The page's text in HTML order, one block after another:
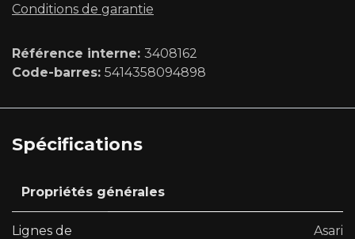
Conditions de garantie
Référence interne: 3408162
Code-barres: 5414358094898
Spécifications
Propriétés générales
Lignes de
Asari